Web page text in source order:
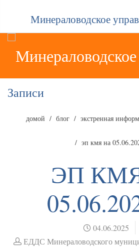
Минераловодское
Записи
домой блог экстренная
эп кмя на
ЭП
04.06.2025
ЕДДС Минераловодского